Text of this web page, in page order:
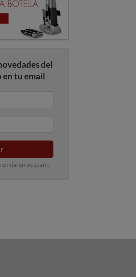
del
en tu email
spam.